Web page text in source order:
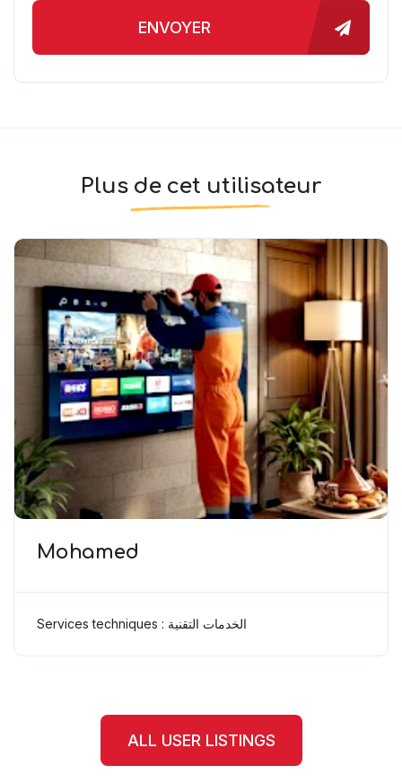
ENVOYER
Plus de cet utilisateur
Mohamed
Services techniques : الخدمات التقنية
ALL USER LISTINGS